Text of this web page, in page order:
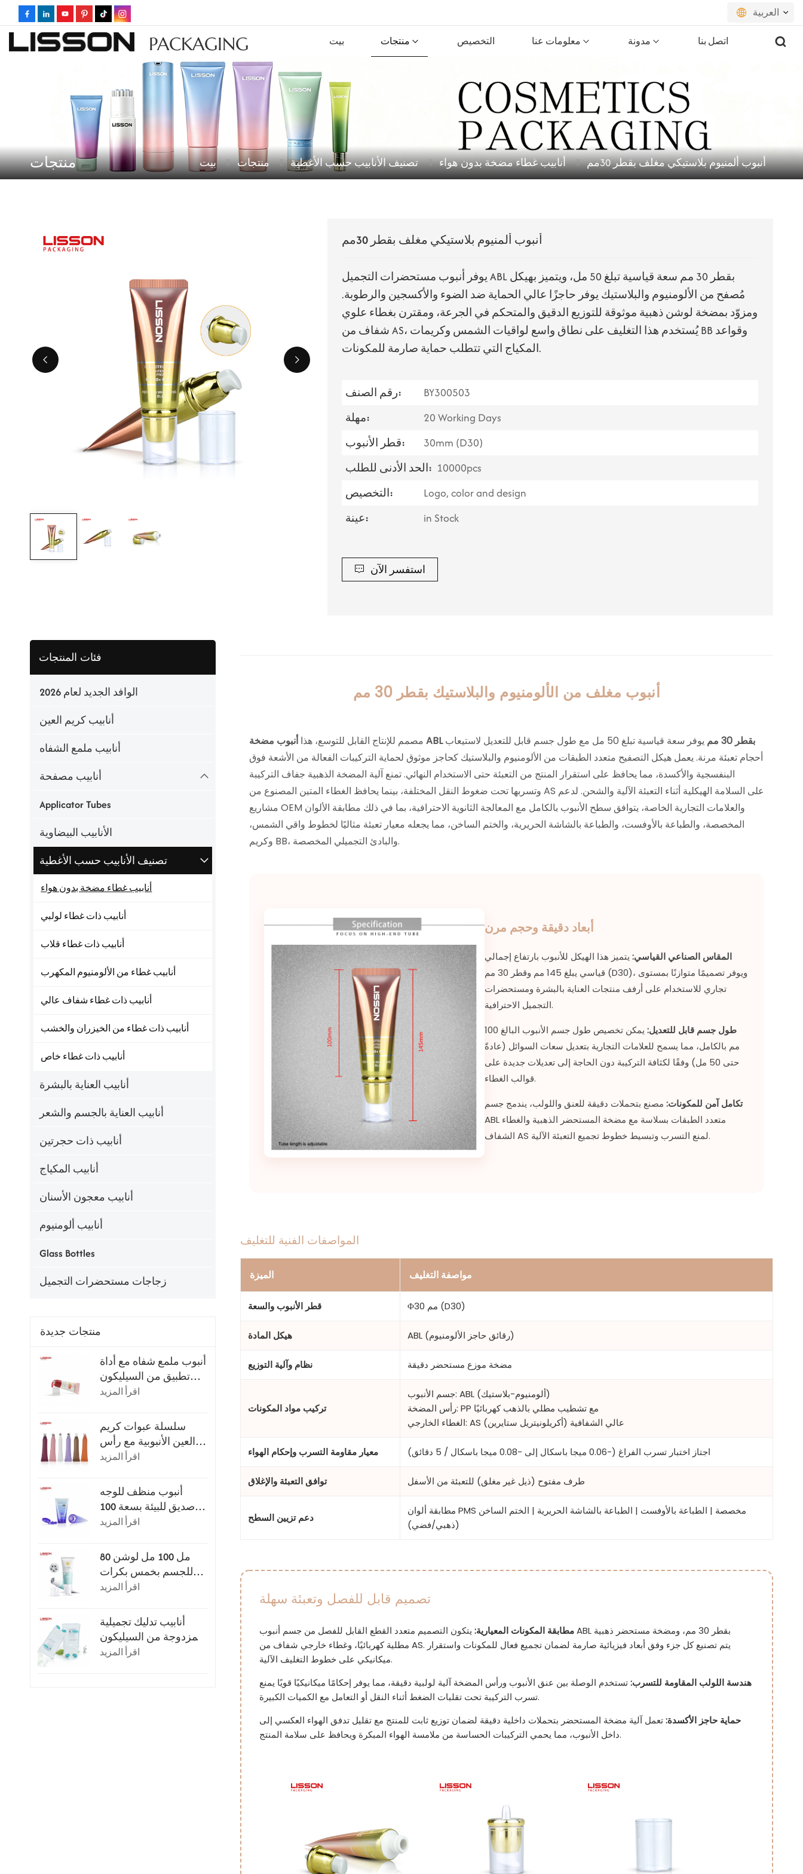
العربية
русский
español
português
ไทย
Tiếng việt
中文
PACKAGING بيت منتجات التخصيص معلومات عنا مدونة اتصل بنا
منتجات بيت منتجات تصنيف الأنابيب حسب الأغطية أنابيب غطاء مضخة بدون هواء أنبوب ألمنيوم بلاستيكي مغلف بقطر 30مم
أنبوب ألمنيوم بلاستيكي مغلف بقطر 30مم
يوفر أنبوب مستحضرات التجميل ABL بقطر 30 مم سعة قياسية تبلغ 50 مل، ويتميز بهيكل
مُصفح من الألومنيوم والبلاستيك يوفر حاجزًا عالي الحماية ضد الضوء والأكسجين والرطوبة.
ومزوّد بمضخة لوشن ذهبية موثوقة للتوزيع الدقيق والمتحكم في الجرعة، ومقترن بغطاء علوي
شفاف من AS، يُستخدم هذا التغليف على نطاق واسع لواقيات الشمس وكريمات BB وقواعد
المكياج التي تتطلب حماية صارمة للمكونات.
رقم الصنف:
BY300503
مهلة:
20 Working Days
قطر الأنبوب:
30mm (D30)
الحد الأدنى للطلب: 10000pcs
التخصيص:
Logo, color and design
عينة:
in Stock
استفسر الآن
فئات المنتجات
الوافد الجديد لعام 2026
أنابيب كريم العين
أنابيب ملمع الشفاه
أنابيب مصفحة
Applicator Tubes
الأنابيب البيضاوية
تصنيف الأنابيب حسب الأغطية
أنابيب غطاء مضخة بدون هواء
أنابيب ذات غطاء لولبي
أنابيب ذات غطاء قلاب
أنابيب غطاء من الألومنيوم المكهرب
أنابيب ذات غطاء شفاف عالي
أنابيب ذات غطاء من الخيزران والخشب
أنابيب ذات غطاء خاص
أنابيب العناية بالبشرة
أنابيب العناية بالجسم والشعر
أنابيب ذات حجرتين
أنابيب المكياج
أنابيب معجون الأسنان
أنابيب ألومنيوم
Glass Bottles
زجاجات مستحضرات التجميل
منتجات جديدة
أنبوب ملمع شفاه مع أداة
تطبيق من السيليكون
فائق النعومة
اقرأ المزيد
سلسلة عبوات كريم
العين الأنبوبية مع رأس
التطبيق
اقرأ المزيد
أنبوب منظف للوجه
صديق للبيئة بسعة 100
مل أو 120 مل مع غطاء
اقرأ المزيد
80 مل 100 مل لوشن
للجسم بخمس بكرات
للتدليك
اقرأ المزيد
أنابيب تدليك تجميلية
مزدوجة من السيليكون
سعة 150 ملاقرأ المزيد
أنبوب مغلف من الألومنيوم والبلاستيك بقطر 30 مم
مصمم للإنتاج القابل للتوسع، هذا أنبوب مضخة ABL بقطر 30 مم
يوفر سعة قياسية تبلغ 50 مل مع طول جسم قابل للتعديل لاستيعاب
أحجام تعبئة مرنة. يعمل هيكل التصفيح متعدد الطبقات من الألومنيوم والبلاستيك كحاجز موثوق لحماية التركيبات الفعالة من الأشعة فوق
البنفسجية والأكسدة، مما يحافظ على استقرار المنتج من التعبئة حتى الاستخدام النهائي. تمنع آلية المضخة الذهبية جفاف التركيبة
وتسربها تحت ضغوط النقل المختلفة، بينما يحافظ الغطاء المتين المصنوع من AS على السلامة الهيكلية أثناء التعبئة الآلية والشحن. لدعم
مشاريع OEM والعلامات التجارية الخاصة، يتوافق سطح الأنبوب بالكامل مع المعالجة الثانوية الاحترافية، بما في ذلك مطابقة الألوان
المخصصة، والطباعة بالأوفست، والطباعة بالشاشة الحريرية، والختم الساخن، مما يجعله معيار تعبئة مثاليًا لخطوط واقي الشمس،
وكريم BB، والبادئ التجميلي المخصصة.
أبعاد دقيقة وحجم مرن
المقاس الصناعي القياسي:يتميز هذا الهيكل للأنبوب بارتفاع إجمالي
قياسي يبلغ 145 مم وقطر 30 مم (D30)، ويوفر تصميمًا متوازنًا بمستوى
تجاري للاستخدام على أرفف منتجات العناية بالبشرة ومستحضرات
التجميل الاحترافية.
طول جسم قابل للتعديل:
يمكن تخصيص طول جسم الأنبوب البالغ 100
مم بالكامل، مما يسمح للعلامات التجارية بتعديل سعات السوائل (عادةً
حتى 50 مل) وفقًا لكثافة التركيبة دون الحاجة إلى تعديلات جديدة على
قوالب الغطاء.
تكامل آمن للمكونات: مصنع بتحملات دقيقة للعنق واللولب، يندمج جسم
ABL متعدد الطبقات بسلاسة مع مضخة المستحضر الذهبية والغطاء
الشفاف AS لمنع التسرب وتبسيط خطوط تجميع التعبئة الآلية.
المواصفات الفنية للتغليف
الميزة مواصفة التغليف
قطر الأنبوب والسعة Φ30 مم (D30)
هيكل المادة ABL (رقائق حاجز الألومنيوم)
نظام وآلية التوزيع مضخة موزع مستحضر دقيقة
تركيب مواد المكونات
جسم الأنبوب: ABL (ألومنيوم-بلاستيك)
رأس المضخة: PP مع تشطيب مطلي بالذهب كهربائيًا
الغطاء الخارجي: AS عالي الشفافية (أكريلونيتريل ستايرين)
معيار مقاومة التسرب وإحكام الهواء اجتاز اختبار تسرب الفراغ (-0.06 ميجا باسكال إلى -0.08 ميجا باسكال / 5 دقائق)
توافق التعبئة والإغلاق طرف مفتوح (ذيل غير مغلق) للتعبئة من الأسفل
دعم تزيين السطح
مطابقة ألوان PMS مخصصة | الطباعة بالأوفست | الطباعة بالشاشة الحريرية | الختم الساخن
(ذهبي/فضي)
تصميم قابل للفصل وتعبئة سهلة
مطابقة المكونات المعيارية: يتكون التصميم متعدد القطع القابل للفصل من جسم أنبوب ABL بقطر 30 مم، ومضخة مستحضر ذهبية
مطلية كهربائيًا، وغطاء خارجي شفاف من AS. يتم تصنيع كل جزء وفق أبعاد فيزيائية صارمة لضمان تجميع فعال للمكونات واستقرار
ميكانيكي على خطوط التغليف الآلية.
هندسة اللولب المقاومة للتسرب:تستخدم الوصلة بين عنق الأنبوب ورأس المضخة آلية لولبية دقيقة، مما يوفر إحكامًا ميكانيكيًا قويًا يمنع
تسرب التركيبة تحت تقلبات الضغط أثناء النقل أو التعامل مع الكميات الكبيرة.
حماية حاجز الأكسدة:تعمل آلية مضخة المستحضر بتحملات داخلية دقيقة لضمان توزيع ثابت للمنتج مع تقليل تدفق الهواء العكسي إلى
داخل الأنبوب، مما يحمي التركيبات الحساسة من ملامسة الهواء المبكرة ويحافظ على سلامة المنتج.